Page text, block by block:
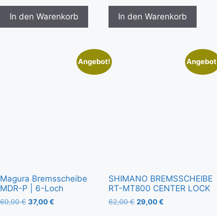
In den Warenkorb In den Warenkorb
Angebot!
Magura Bremsscheibe
MDR-P | 6-Loch
60,00€ 37,00€
SHIMANO BREMSSCHEIBE
RT-MT800 CENTER LOCK
62,00€ 29,00€